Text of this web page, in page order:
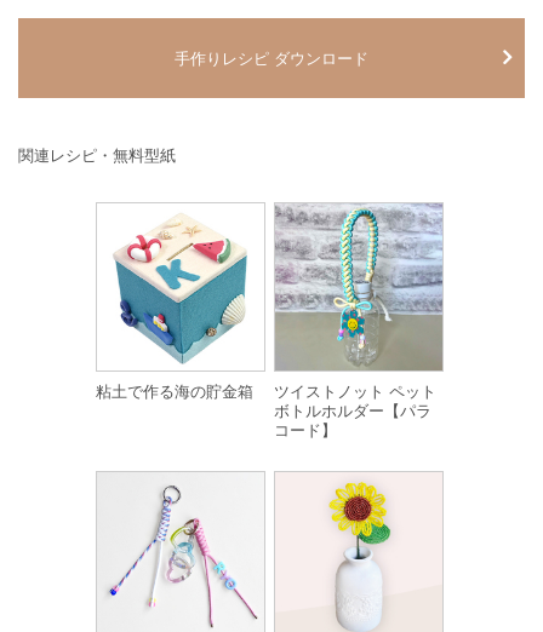
手作りレシピ ダウンロード
関連レシピ・無料型紙
粘土で作る海の貯金箱
ツイストノット ペット
ボトルホルダー【パラ
コード】